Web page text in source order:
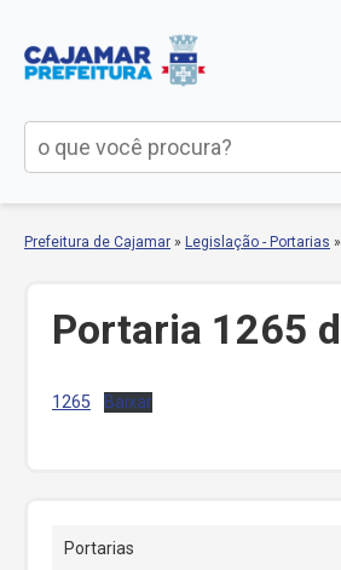
Prefeitura de Cajamar » Legislação - Portarias »
Portaria 1265
1265 Baixar
Portarias